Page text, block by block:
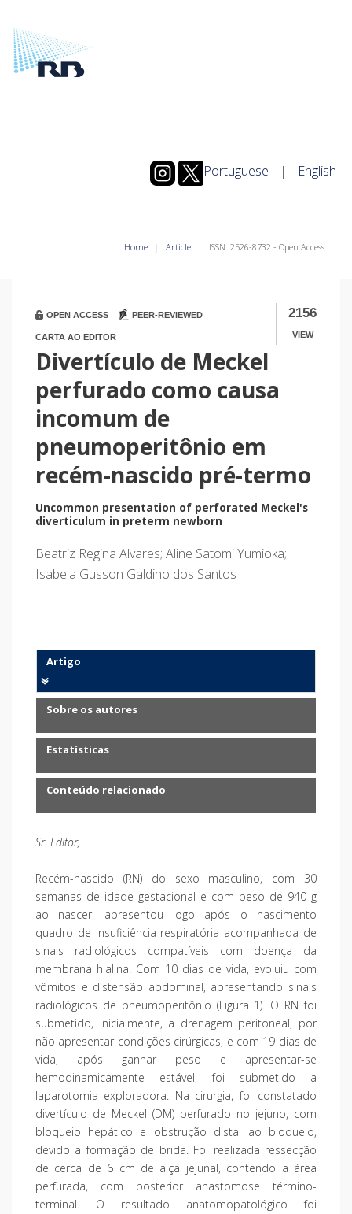
Portuguese | English
Home Article ISSN: 2526-8732 - Open Access
2156
VIEW
OPEN ACCESS PEER-REVIEWED |
CARTA AO EDITOR
Divertículo de Meckel
perfurado como causa
incomum de
pneumoperitônio em
recém-nascido pré-termo
Uncommon presentation of perforated Meckel's
diverticulum in preterm newborn
Beatriz Regina Alvares; Aline Satomi Yumioka;
Isabela Gusson Galdino dos Santos
Artigo
Sobre os autores
Estatísticas
Conteúdo relacionado
Sr. Editor,
Recém-nascido (RN) do sexo masculino, com 30
semanas de idade gestacional e com peso de 940 g
ao nascer, apresentou logo após o nascimento
quadro de insuficiência respiratória acompanhada de
sinais radiológicos compatíveis com doença da
membrana hialina. Com 10 dias de vida, evoluiu com
vômitos e distensão abdominal, apresentando sinais
radiológicos de pneumoperitônio (Figura 1). O RN foi
submetido, inicialmente, a drenagem peritoneal, por
não apresentar condições cirúrgicas, e com 19 dias de
vida, após ganhar peso e apresentar-se
hemodinamicamente estável, foi submetido a
laparotomia exploradora. Na cirurgia, foi constatado
divertículo de Meckel (DM) perfurado no jejuno, com
bloqueio hepático e obstrução distal ao bloqueio,
devido a formação de brida. Foi realizada ressecção
de cerca de 6 cm de alça jejunal, contendo a área
perfurada, com posterior anastomose término-
terminal. O resultado anatomopatológico foi